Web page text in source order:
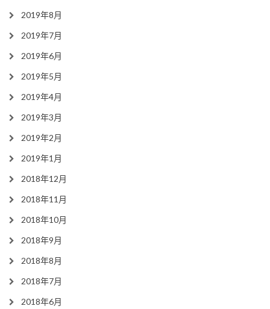
2019年8月
2019年7月
2019年6月
2019年5月
2019年4月
2019年3月
2019年2月
2019年1月
2018年12月
2018年11月
2018年10月
2018年9月
2018年8月
2018年7月
2018年6月